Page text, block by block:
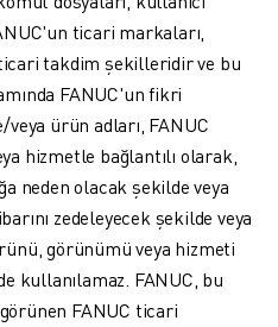
ticari markaları,
takdim şekilleridir ve bu
FANUC'un fikri
ürün adları, FANUC
hizmetle bağlantılı olarak,
neden olacak şekilde veya
zedeleyecek şekilde veya
görünümü veya hizmeti
kullanılamaz. FANUC, bu
FANUC ticari